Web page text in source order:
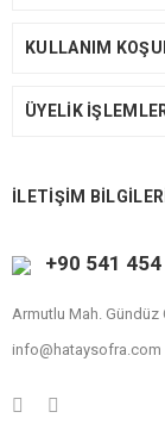
KULLANIM
ÜYELİK
İLETİŞİM
+90 541
Armutlu Mah.
info@hataysofra.com